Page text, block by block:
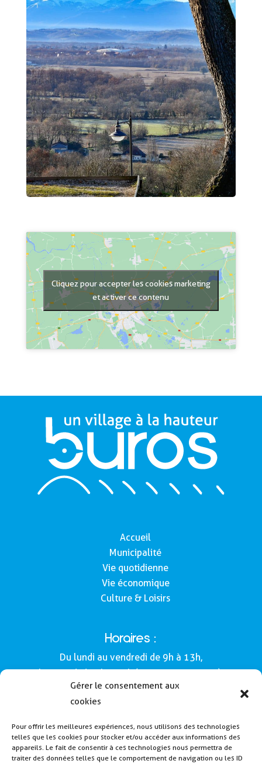
Gérer le consentement aux
cookies
Pour offrir les meilleures expériences, nous utilisons des technologies
telles que les cookies pour stocker et/ou accéder aux informations des
appareils. Le fait de consentir à ces technologies nous permettra de
traiter des données telles que le comportement de navigation ou les ID
Cliquez pour accepter les cookies marketing
et activer ce contenu
Accueil
Municipalité
Vie quotidienne
Vie économique
Culture & Loisirs
Horaires :
Du lundi au vendredi de 9h à 13h,
le samedi de 9h à 12h (Semaines impaires).
160, route de Morlàas
64160 - Buros